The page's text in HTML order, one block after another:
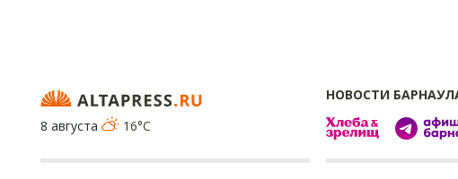
НОВОСТИ
8 августа
16°C